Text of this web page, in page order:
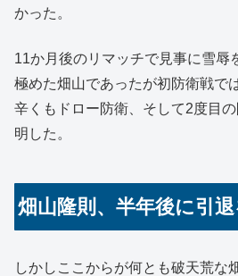
かった。
11か月後のリマッチで見事に雪辱
極めた畑山であったが初防衛戦で
辛くもドロー防衛、そして2度目
明した。
畑山隆則、半年後に引
しかしここからが何とも破天荒な